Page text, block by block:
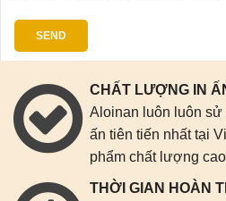
CHẤT LƯỢNG IN
Aloinan luôn luôn sử
ấn tiên tiến nhất tại
phẩm chất lượng
THỜI GIAN HOÀN